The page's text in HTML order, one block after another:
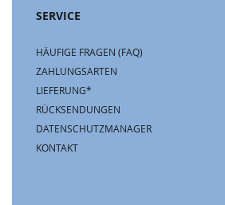
SERVICE
HÄUFIGE FRAGEN (FAQ)
ZAHLUNGSARTEN
LIEFERUNG*
RÜCKSENDUNGEN
DATENSCHUTZMANAGER
KONTAKT